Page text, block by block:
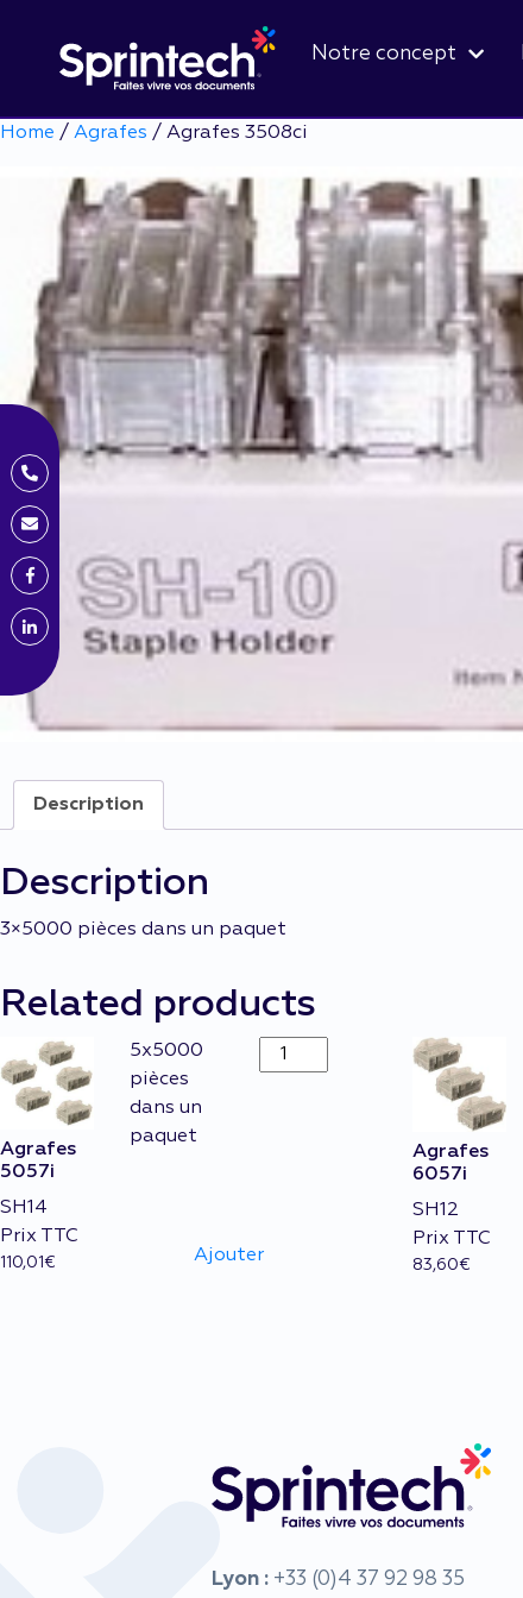
Notre concept
Home / Agrafes / Agrafes 3508ci
Description
Description
3×5000 pièces dans un paquet
Related products
Agrafes
5057i
SH14
5x5000
pièces
dans un
paquet
Agrafes
5057i
Prix TTC
110,01€ Ajouter
Agrafes
6057i
SH12
Prix TTC
83,60€
Lyon : +33 (0)4 37 92 98 35